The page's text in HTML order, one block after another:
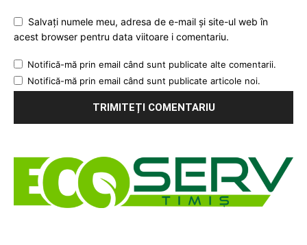
Salvați numele meu, adresa de e-mail și site-ul web în
acest browser pentru data viitoare i comentariu.
Notifică-mă prin email când sunt publicate alte comentarii.
Notifică-mă prin email când sunt publicate articole noi.